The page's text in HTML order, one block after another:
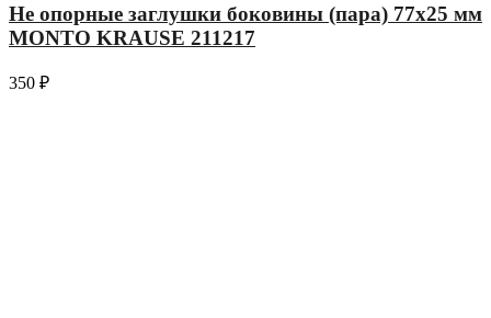
Не опорные заглушки боковины (пара) 77х25 мм
MONTO KRAUSE 211217
350 ₽